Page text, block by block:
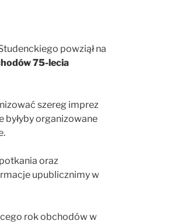
powziął na
75-lecia
szereg imprez
byłyby organizowane
oraz
upublicznimy w
rok obchodów w